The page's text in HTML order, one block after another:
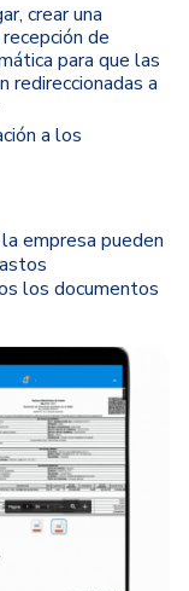
crear una
de
para que las
redireccionadas a
a los
empresa pueden
los documentos